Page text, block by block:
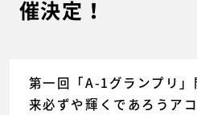
催決定！
第一回「A-1グランプリ
来必ずや輝くであろうア